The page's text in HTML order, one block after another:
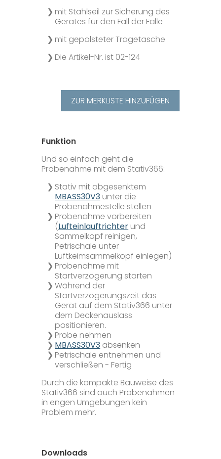
Adressen Sachverständige
Bezugsquellen Nährmedien
Gerätebörse
Fachinformationen
FAQ
Kontakt
Datenschutz
Impressum & AVB
mit Stahlseil zur Sicherung des
Gerätes für den Fall der Fälle
mit gepolsteter Tragetasche
Die Artikel-Nr. ist 02-124
ZUR MERKLISTE HINZUFÜGEN
Funktion
Und so einfach geht die
Probenahme mit dem Stativ366:
Stativ mit abgesenktem
MBASS30V3 unter die
Probenahmestelle stellen
Probenahme vorbereiten
(Lufteinlauftrichter und
Sammelkopf reinigen,
Petrischale unter
Luftkeimsammelkopf einlegen)
Probenahme mit
Startverzögerung starten
Während der
Startverzögerungszeit das
Gerät auf dem Stativ366 unter
dem Deckenauslass
positionieren.
Probe nehmen
MBASS30V3 absenken
Petrischale entnehmen und
verschließen - Fertig
Durch die kompakte Bauweise des
Stativ366 sind auch Probenahmen
in engen Umgebungen kein
Problem mehr.
Downloads